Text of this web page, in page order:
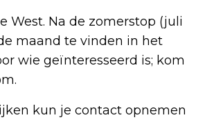
West. Na de zomerstop (juli
maand te vinden in het
wie geïnteresseerd is; kom
kun je contact opnemen